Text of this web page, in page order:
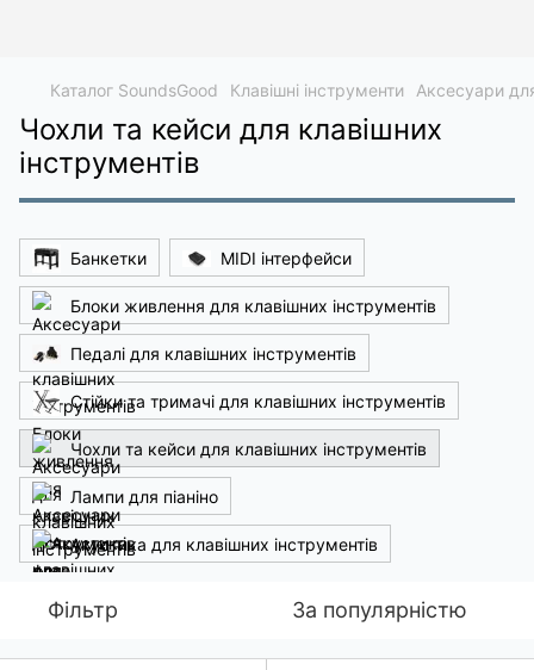
Каталог SoundsGood Клавішні інструменти Аксесуари
Чохли та кейси для клавішних
інструментів
Банкетки MIDI інтерфейси
Блоки живлення для клавішних інструментів
Педалі для клавішних інструментів
Стійки та тримачі для клавішних інструментів
Чохли та кейси для клавішних інструментів
Лампи для піаніно
Акустика для клавішних інструментів
Фільтр За популярністю